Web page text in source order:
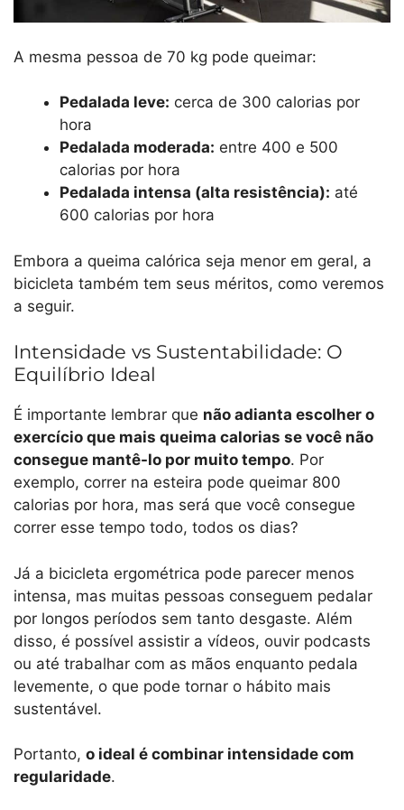
A mesma pessoa de 70 kg pode queimar:
Pedalada leve: cerca de 300 calorias por
hora
Pedalada moderada: entre 400 e 500
calorias por hora
Pedalada intensa (alta resistência): até
600 calorias por hora
Embora a queima calórica seja menor em geral, a
bicicleta também tem seus méritos, como veremos
a seguir.
Intensidade vs Sustentabilidade: O
Equilíbrio Ideal
É importante lembrar que não adianta escolher o
exercício que mais queima calorias se você não
consegue mantê-lo por muito tempo. Por
exemplo, correr na esteira pode queimar 800
calorias por hora, mas será que você consegue
correr esse tempo todo, todos os dias?
Já a bicicleta ergométrica pode parecer menos
intensa, mas muitas pessoas conseguem pedalar
por longos períodos sem tanto desgaste. Além
disso, é possível assistir a vídeos, ouvir podcasts
ou até trabalhar com as mãos enquanto pedala
levemente, o que pode tornar o hábito mais
sustentável.
Portanto, o ideal é combinar intensidade com
regularidade.